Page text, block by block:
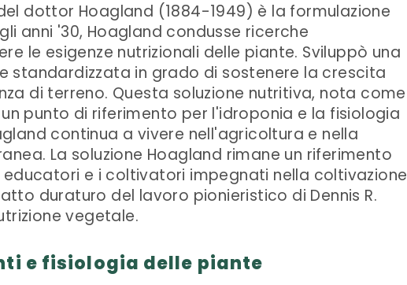
dottor Hoagland (1884-1949) è la formulazione
anni '30, Hoagland condusse ricerche
le esigenze nutrizionali delle piante. Sviluppò una
standardizzata in grado di sostenere la crescita
di terreno. Questa soluzione nutritiva, nota come
punto di riferimento per l'idroponia e la fisiologia
continua a vivere nell'agricoltura e nella
La soluzione Hoagland rimane un riferimento
e i coltivatori impegnati nella coltivazione
duraturo del lavoro pionieristico di Dennis R.
vegetale.
e fisiologia delle piante